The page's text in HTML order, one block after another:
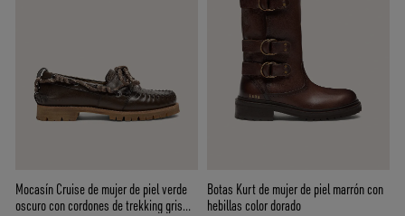
Mocasín Cruise de mujer de piel verde
oscuro con cordones de trekking gris
Botas Kurt de mujer de piel marrón con
hebillas color dorado